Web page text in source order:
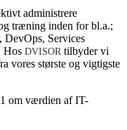
administrere
træning inden for bl.a.;
Services
Hos DVISOR tilbyder vi
vores største og vigtigste
om værdien af IT-